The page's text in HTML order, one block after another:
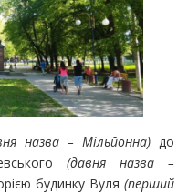
назва – Мільйонна) до
(давня назва –
будинку Вуля (перший